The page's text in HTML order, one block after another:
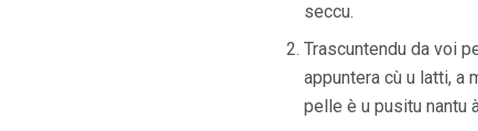
seccu.
Trascuntendu da voi
appuntera cù u latti, a
pelle è u pusitu nantu